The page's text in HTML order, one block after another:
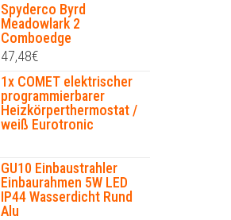
Spyderco Byrd
Meadowlark 2
Comboedge
47,48€
1x COMET elektrischer
programmierbarer
Heizkörperthermostat /
weiß Eurotronic
GU10 Einbaustrahler
Einbaurahmen 5W LED
IP44 Wasserdicht Rund
Alu